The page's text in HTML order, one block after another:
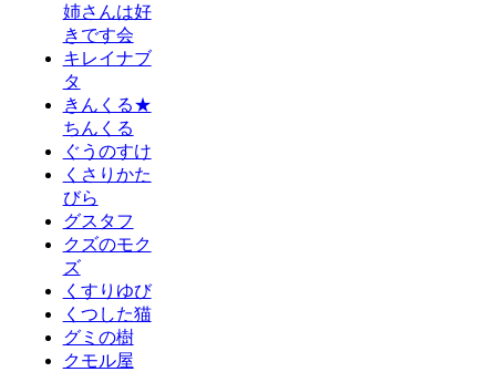
姉さんは好
きです会
キレイナブ
タ
きんくる★
ちんくる
ぐうのすけ
くさりかた
びら
グスタフ
クズのモク
ズ
くすりゆび
くつした猫
グミの樹
クモル屋